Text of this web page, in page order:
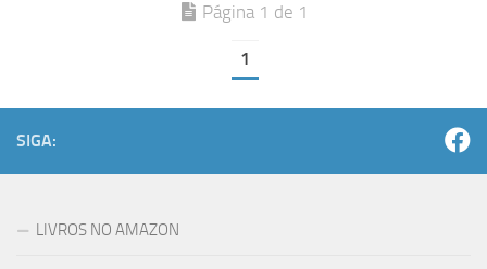
Página 1 de 1
1
SIGA:
LIVROS NO AMAZON